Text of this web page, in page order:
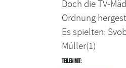
Doch die TV-
Ordnung
Es spielten:
Müller(1)
Teilen mit: